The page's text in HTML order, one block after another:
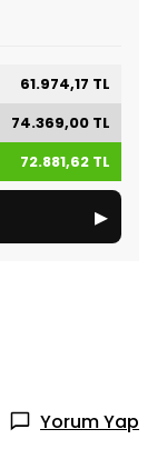
61.974,17 TL
74.369,00 TL
72.881,62 TL
▸
Yorum Yap